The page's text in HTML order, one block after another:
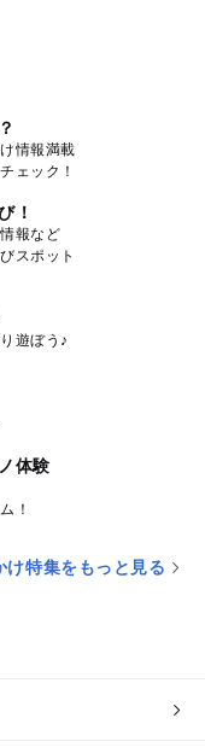
情報満載
ェック！
！
報など
スポット
遊ぼう♪
体験
！
け特集をもっと見る